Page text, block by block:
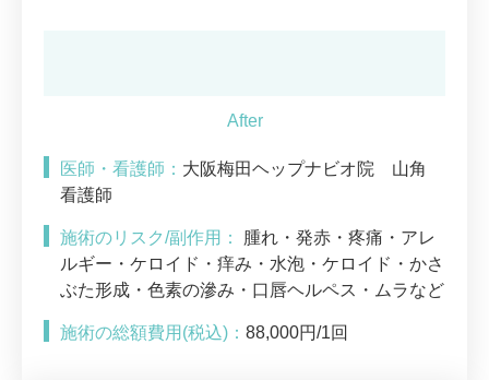
医師・看護師： 大阪梅田ヘップナビオ院 山角
看護師
施術のリスク/副作用：
腫れ・発赤・疼痛・アレ
ルギー・ケロイド・痒み・水泡・ケロイド・かさ
ぶた形成・色素の滲み・口唇ヘルペス・ムラなど
施術の総額費用(税込)： 88,000円/1回